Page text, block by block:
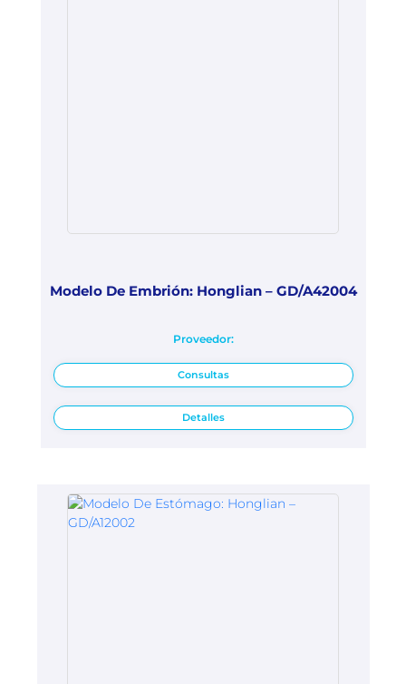
Modelo De Embrión: Honglian – GD/A42004
Proveedor:
Consultas
Detalles